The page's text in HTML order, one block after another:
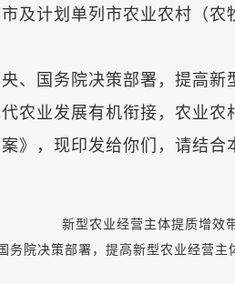
及计划单列市农业农村（
国务院决策部署，提高新
农业发展有机衔接，农业
》，现印发给你们，请结
新型农业经营主体提质增效
院决策部署，提高新型农业经营主